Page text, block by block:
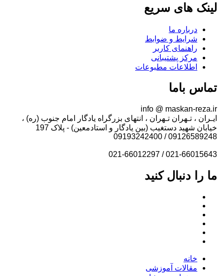
لینک های سریع
درباره ما
شرایط و ضوابط
راهنمای کاربر
مرکز پشتیبانی
اطلاعات مطبوعات
تماس باما
info @ maskan-reza.ir
ایـران ، تـهران تـهران ، انتهای بزرگراه یادگار امام جنوب (ره) ،
خیابان شهید دستغیب (بین یادگار و استادمعین) - پلاک 197
09126589248 / 09193242400
021-66015643 / 021-66012297
ما را دنبال کنید
خانه
مقالات آموزشی